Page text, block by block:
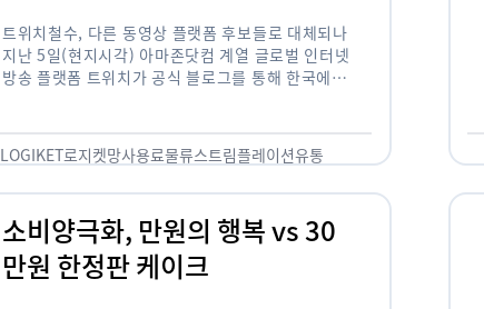
트위치철수, 다른 동영상 플랫폼 후보들로 대체되나
지난 5일(현지시각) 아마존닷컴 계열 글로벌 인터넷
방송 플랫폼 트위치가 공식 블로그를 통해 한국에서
LOGIKET로지켓망사용료물류스트림플레이션유통
소비양극화, 만원의 행복 vs 30
만원 한정판 케이크